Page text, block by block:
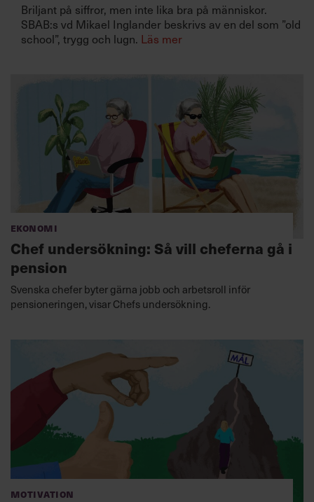
Prenumerera
Briljant på siffror, men inte lika bra på människor.
SBAB:s vd Mikael Inglander beskrivs av en del som ”old
school”, trygg och lugn. Läs mer
Ekonomi
Chef undersökning: Så vill cheferna gå i
pension
Svenska chefer byter gärna jobb och arbetsroll inför
pensioneringen, visar Chefs undersökning.
Motivation